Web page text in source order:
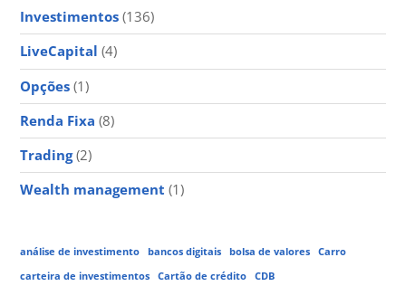
Investimentos (136)
LiveCapital (4)
Opções (1)
Renda Fixa (8)
Trading(2)
Wealth management (1)
análise de investimento bancos digitais bolsa de valores
Carro
carteira de investimentos
Cartão de crédito
CDB